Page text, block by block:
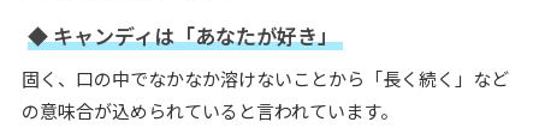
◆ キャンディは「あなたが好き」
固く、口の中でなかなか溶けないことから「長く続く」など
の意味合が込められていると言われています。